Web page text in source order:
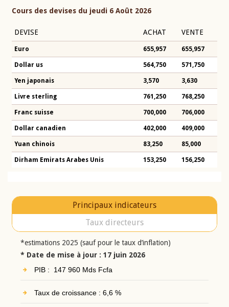
Cours des devises du jeudi 6 Août 2026
DEVISE ACHAT VENTE
Euro 655,957 655,957
Dollar us 564,750 571,750
Yen japonais 3,570 3,630
Livre sterling 761,250 768,250
Franc suisse 700,000 706,000
Dollar canadien 402,000 409,000
Yuan chinois 83,250 85,000
Dirham Emirats Arabes Unis 153,250 156,250
Principaux indicateurs
Taux directeurs
*estimations 2025 (sauf pour le taux d’inflation)
* Date de mise à jour : 17 juin 2026
PIB : 147 960 Mds Fcfa
Taux de croissance : 6,6 %